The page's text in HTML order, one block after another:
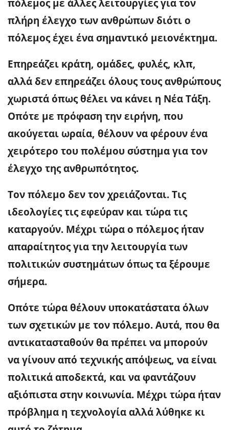
πόλεμος με άλλες λειτουργίες για τον
πλήρη έλεγχο των ανθρώπων διότι ο
πόλεμος έχει ένα σημαντικό μειονέκτημα.
Επηρεάζει κράτη, ομάδες, φυλές, κλπ,
αλλά δεν επηρεάζει όλους τους ανθρώπους
χωριστά όπως θέλει να κάνει η Νέα Τάξη.
Οπότε με πρόφαση την ειρήνη, που
ακούγεται ωραία, θέλουν να φέρουν ένα
χειρότερο του πολέμου σύστημα για τον
έλεγχο της ανθρωπότητος.
Τον πόλεμο δεν τον χρειάζονται. Τις
ιδεολογίες τις εφεύραν και τώρα τις
καταργούν. Μέχρι τώρα ο πόλεμος ήταν
απαραίτητος για την λειτουργία των
πολιτικών συστημάτων όπως τα ξέρουμε
σήμερα.
Οπότε τώρα θέλουν υποκατάστατα όλων
των σχετικών με τον πόλεμο. Αυτά, που θα
αντικατασταθούν θα πρέπει να μπορούν
να γίνουν από τεχνικής απόψεως, να είναι
πολιτικά αποδεκτά, και να φαντάζουν
αξιόπιστα στην κοινωνία. Μέχρι τώρα ήταν
πρόβλημα η τεχνολογία αλλά λύθηκε κι